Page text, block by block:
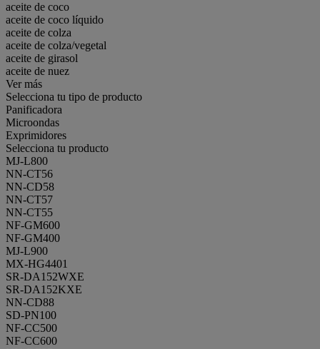
aceite de coco
aceite de coco líquido
aceite de colza
aceite de colza/vegetal
aceite de girasol
aceite de nuez
Ver más
Selecciona tu tipo de producto
Panificadora
Microondas
Exprimidores
Selecciona tu producto
MJ-L800
NN-CT56
NN-CD58
NN-CT57
NN-CT55
NF-GM600
NF-GM400
MJ-L900
MX-HG4401
SR-DA152WXE
SR-DA152KXE
NN-CD88
SD-PN100
NF-CC500
NF-CC600